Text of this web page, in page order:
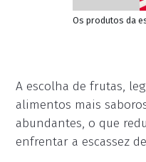
Os produtos da
A escolha de frutas,
alimentos mais
abundantes, o que
enfrentar a escassez